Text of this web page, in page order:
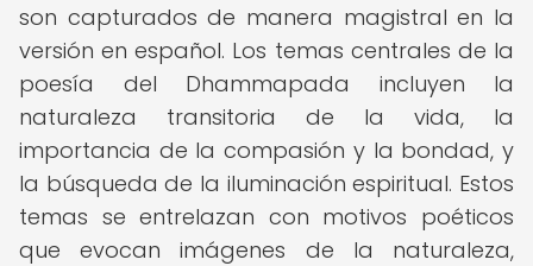
son capturados de manera magistral en la
versión en español. Los temas centrales de la
poesía del Dhammapada incluyen la
naturaleza transitoria de la vida, la
importancia de la compasión y la bondad, y
la búsqueda de la iluminación espiritual. Estos
temas se entrelazan con motivos poéticos
que evocan imágenes de la naturaleza,